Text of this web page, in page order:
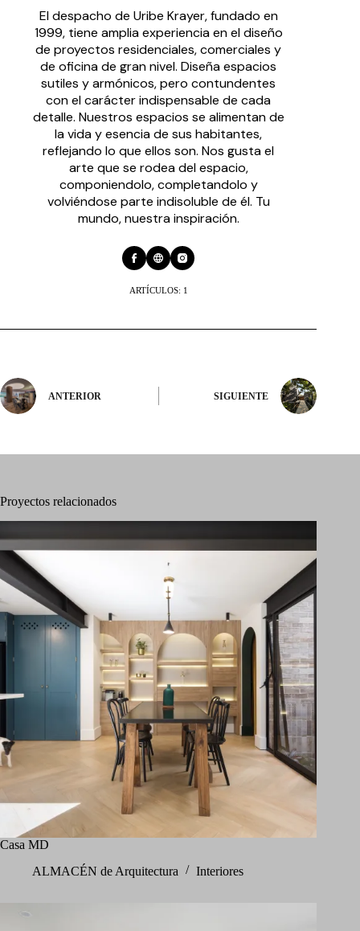
El despacho de Uribe Krayer, fundado en
1999, tiene amplia experiencia en el diseño
de proyectos residenciales, comerciales y
de oficina de gran nivel. Diseña espacios
sutiles y armónicos, pero contundentes
con el carácter indispensable de cada
detalle. Nuestros espacios se alimentan de
la vida y esencia de sus habitantes,
reflejando lo que ellos son. Nos gusta el
arte que se rodea del espacio,
componiendolo, completandolo y
volviéndose parte indisoluble de él. Tu
mundo, nuestra inspiración.
ARTÍCULOS: 1
ANTERIOR SIGUIENTE
Proyectos relacionados
Casa MD
ALMACÉN de Arquitectura
Interiores